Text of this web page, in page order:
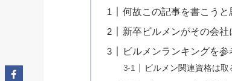
何故この記事を書こうと
新卒ビルメンがその会
ビルメンランキングを参
ビルメン関連資格は取